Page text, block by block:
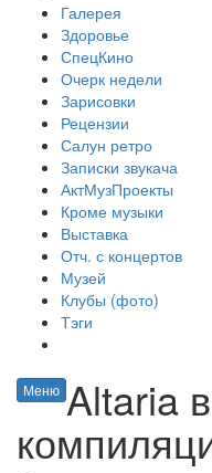
Галерея
Здоровье
СпецКино
Очерк недели
Зарисовки
Рецензии
Салун ретро
Записки звукача
АктМузПроекты
Кроме музыки
Выставка
Отч. с концертов
Музей
Клубы (фото)
Тэги
Меню Altaria